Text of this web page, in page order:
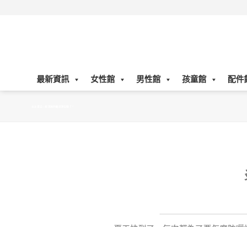
最新資訊 女性館 男性館 孩童館 配件